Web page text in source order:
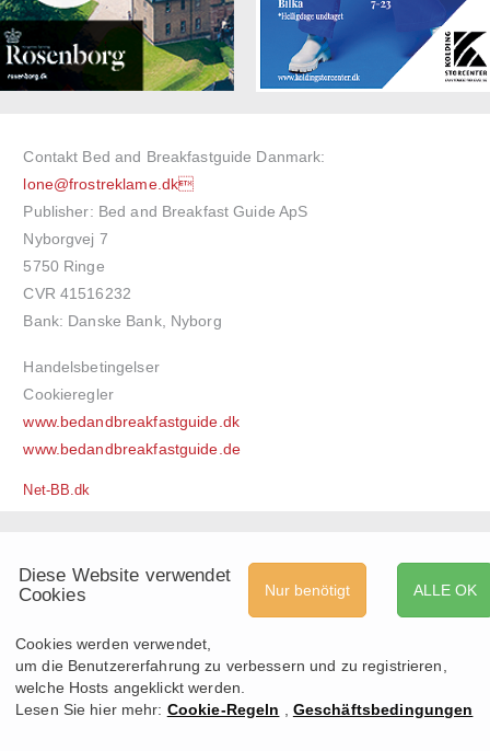
Contakt Bed and Breakfastguide Danmark:
lone@frostreklame.dk
Publisher: Bed and Breakfast Guide ApS
Nyborgvej 7
5750 Ringe
CVR 41516232
Bank: Danske Bank, Nyborg
Handelsbetingelser
Cookieregler
www.bedandbreakfastguide.dk
www.bedandbreakfastguide.de
Net-BB.dk
ALLE OK
Nur benötigt
Diese Website verwendet
Cookies
Cookies werden verwendet,
um die Benutzererfahrung zu verbessern und zu registrieren,
welche Hosts angeklickt werden.
Lesen Sie hier mehr: Cookie-Regeln Geschäftsbedingungen